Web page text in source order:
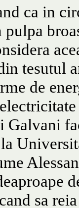
ca in
tesutul
de
sa